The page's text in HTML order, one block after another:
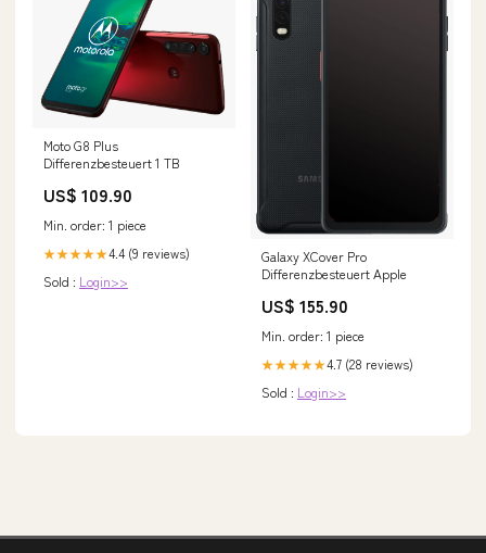
Moto G8 Plus
Differenzbesteuert 1 TB
US$ 109.90
Min. order: 1 piece
★★★★★4.4 (9 reviews)
Sold : Login>>
Galaxy XCover Pro
Differenzbesteuert Apple
US$ 155.90
Min. order: 1 piece
★★★★★4.7 (28 reviews)
Sold : Login>>